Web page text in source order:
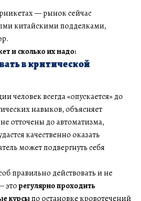
— рынок сейчас
китайскими подделками,
и сколько их надо:
в критической
человек всегда «опускается» до
навыков, объясняет
отточены до автоматизма,
качественно оказать
может подвергнуть себя
правильно действовать и не
эторегулярно проходить
курсыпо остановке кровотечений